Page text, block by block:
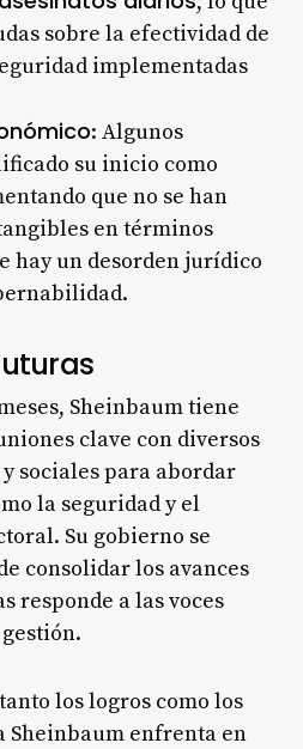
sobre la efectividad de
implementadas
: Algunos
su inicio como
que no se han
en términos
hay un desorden jurídico
Sheinbaum tiene
clave con diversos
sociales para abordar
la seguridad y el
Su gobierno se
consolidar los avances
responde a las voces
los logros como los
Sheinbaum enfrenta en